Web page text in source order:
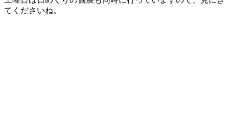
てくださいね。